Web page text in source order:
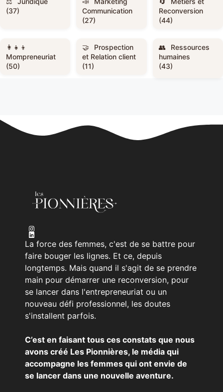
(37)
Communication
(27)
Reconversion
(44)
Mompreneuriat
(50)
Prospection
et Relation client
(11)
Ressources
humaines
(43)
La force des femmes, c'est de se battre pour
faire bouger les lignes. Et ce, depuis
longtemps. Mais quand il s'agit de se prendre
main pour démarrer une reconversion, pour
se lancer dans l'entrepreneuriat ou un
nouveau défi professionnel, les doutes
s'installent parfois.
C’est en faisant tous ces constats que nous
avons créé Les Pionnières, le média qui
accompagne les femmes qui ont envie de
se lancer dans une nouvelle aventure.